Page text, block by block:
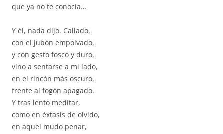
que ya no te conocía…
Y él, nada dijo. Callado,
con el jubón empolvado,
y con gesto fosco y duro,
vino a sentarse a mi lado,
en el rincón más oscuro,
frente al fogón apagado.
Y tras lento meditar,
como en éxtasis de olvido,
en aquel mudo penar,